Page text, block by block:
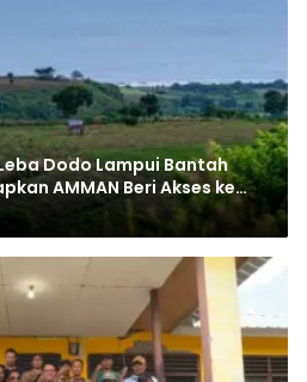
Dodo Lampui Bantah
AMMAN Beri Akses ke